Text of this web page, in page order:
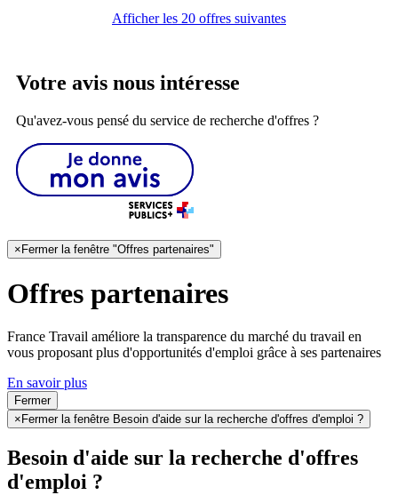
Afficher les 20 offres suivantes
Votre avis nous intéresse
Qu'avez-vous pensé du service de recherche d'offres ?
×Fermer la fenêtre "Offres partenaires"
Offres partenaires
France Travail améliore la transparence du marché du travail en
vous proposant plus d'opportunités d'emploi grâce à ses partenaires
En savoir plus
Fermer
× Fermer la fenêtre Besoin d'aide sur la recherche d'offres d'emploi ?
Besoin d'aide sur la recherche d'offres
d'emploi ?